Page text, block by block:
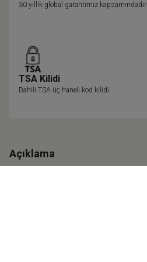
30 yıllık global garantimiz kapsamındadır
TSA Kilidi
Dahili TSA üç haneli kod kilidi
Açıklama